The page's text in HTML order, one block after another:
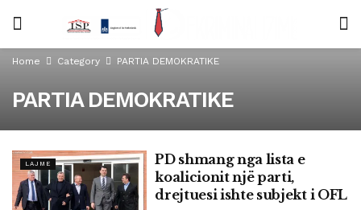
Home Category PARTIA DEMOKRATIKE
PARTIA DEMOKRATIKE
LAJME
PD shmang nga lista e
koalicionit një parti,
drejtuesi ishte subjekt i OFL